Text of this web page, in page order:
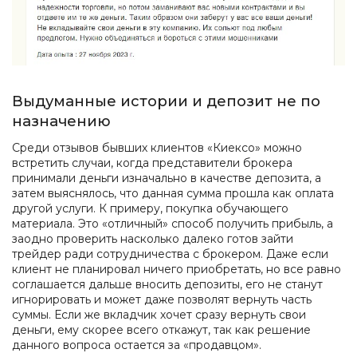
Выдуманные истории и депозит не по
назначению
Среди отзывов бывших клиентов «Киексо» можно
встретить случаи, когда представители брокера
принимали деньги изначально в качестве депозита, а
затем выяснялось, что данная сумма прошла как оплата
другой услуги. К примеру, покупка обучающего
материала. Это «отличный» способ получить прибыль, а
заодно проверить насколько далеко готов зайти
трейдер ради сотрудничества с брокером. Даже если
клиент не планировал ничего приобретать, но все равно
соглашается дальше вносить депозиты, его не станут
игнорировать и может даже позволят вернуть часть
суммы. Если же вкладчик хочет сразу вернуть свои
деньги, ему скорее всего откажут, так как решение
данного вопроса остается за «продавцом».